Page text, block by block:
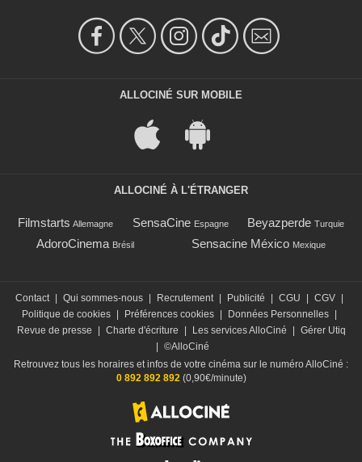
ALLOCINÉ SUR MOBILE
ALLOCINÉ À L'ÉTRANGER
Filmstarts Allemagne SensaCine Espagne Beyazperde Turquie
AdoroCinema Brésil Sensacine México Mexique
Contact | Qui sommes-nous | Recrutement | Publicité | CGU | CGV |
Politique de cookies | Préférences cookies | Données Personnelles |
Revue de presse
| Charte d'écriture | Les services AlloCiné | Gérer Utiq
| ©AlloCiné
Retrouvez tous les horaires et infos de votre cinéma sur le numéro AlloCiné :
0 892 892 892 (0,90€/minute)